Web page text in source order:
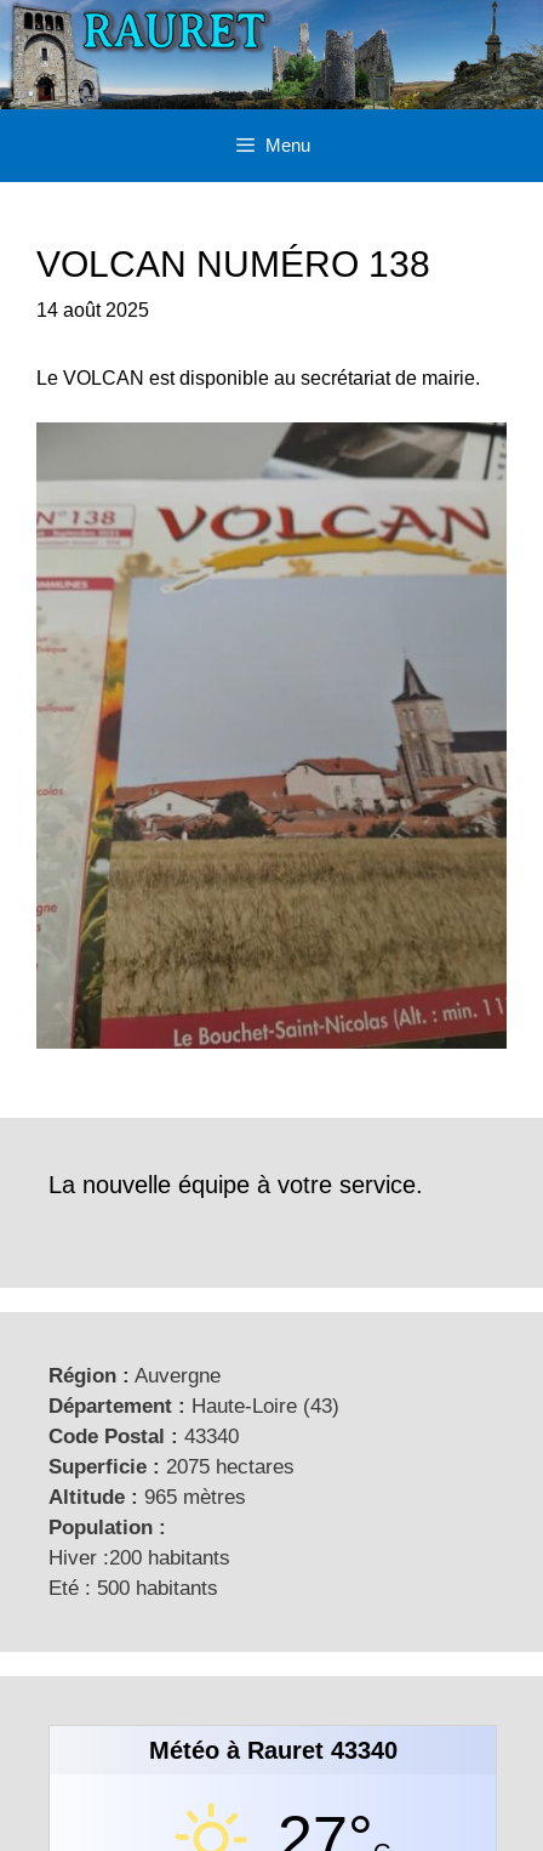
Aller
au
contenu
Menu
VOLCAN NUMÉRO 138
14 août 2025
Le VOLCAN est disponible au secrétariat de mairie.
La nouvelle équipe à votre service.
Région : Auvergne
Département : Haute-Loire (43)
Code Postal : 43340
Superficie : 2075 hectares
Altitude : 965 mètres
Population :
Hiver :200 habitants
Eté : 500 habitants
Météo à Rauret 43340